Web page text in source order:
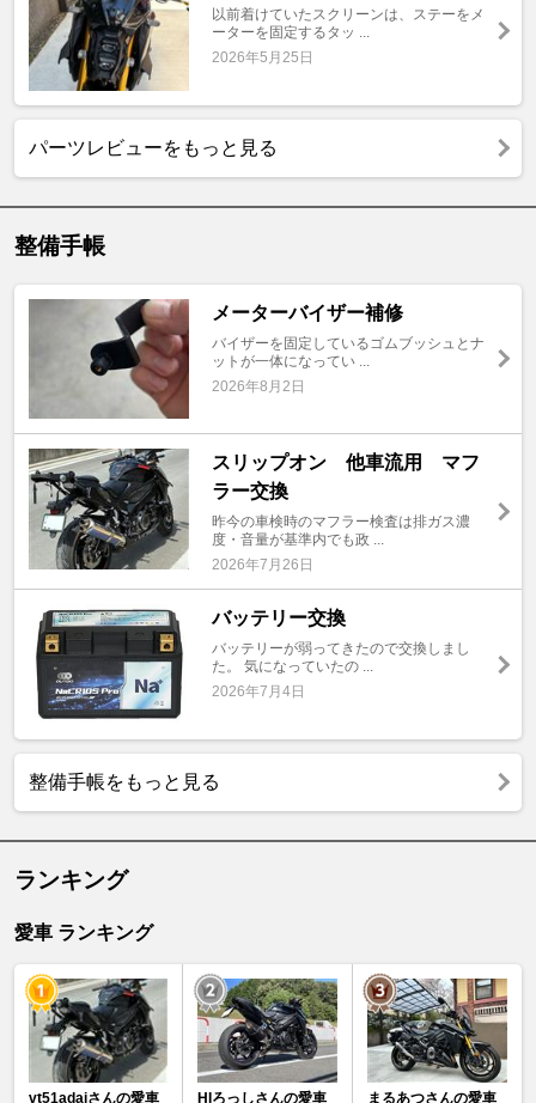
以前着けていたスクリーンは、ステーをメ
ーターを固定するタッ ...
2026年5月25日
パーツレビューをもっと見る
整備手帳
メーターバイザー補修
バイザーを固定しているゴムブッシュとナ
ットが一体になってい ...
2026年8月2日
スリップオン 他車流用 マフ
ラー交換
昨今の車検時のマフラー検査は排ガス濃
度・音量が基準内でも政 ...
2026年7月26日
バッテリー交換
バッテリーが弱ってきたので交換しまし
た。 気になっていたの ...
2026年7月4日
整備手帳をもっと見る
ランキング
愛車 ランキング
vt51adaiさんの愛車
HIろっしさんの愛車
まるあつさんの愛車